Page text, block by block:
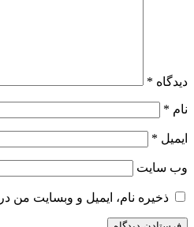
دیدگاه *
نام *
ایمیل *
وب‌ سایت
ذخیره نام، ایمیل و وبسایت من